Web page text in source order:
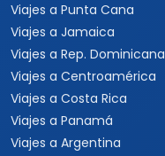
Viajes a Punta Cana
Viajes a Jamaica
Viajes a Rep. Dominicana
Viajes a Centroamérica
Viajes a Costa Rica
Viajes a Panamá
Viajes a Argentina